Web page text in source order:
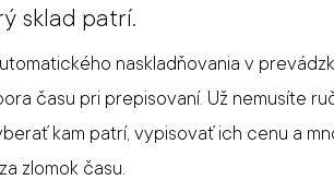
sklad patrí.
naskladňovania v
času pri prepisovaní. Už nemusíte
kam patrí, vypisovať ich cenu a
zlomok času.